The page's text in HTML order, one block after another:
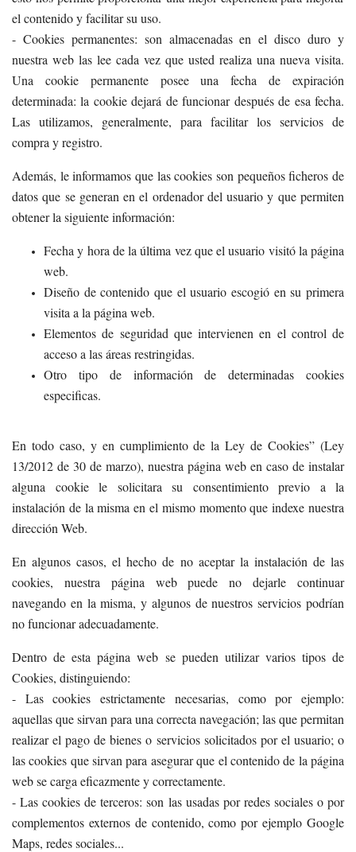
el contenido y facilitar su uso.
- Cookies permanentes: son almacenadas en el disco duro y
nuestra web las lee cada vez que usted realiza una nueva visita.
Una cookie permanente posee una fecha de expiración
determinada: la cookie dejará de funcionar después de esa fecha.
Las utilizamos, generalmente, para facilitar los servicios de
compra y registro.
Además, le informamos que las cookies son pequeños ficheros de
datos que se generan en el ordenador del usuario y que permiten
obtener la siguiente información:
Fecha y hora de la última vez que el usuario visitó la página
web.
Diseño de contenido que el usuario escogió en su primera
visita a la página web.
Elementos de seguridad que intervienen en el control de
acceso a las áreas restringidas.
Otro tipo de información de determinadas cookies
especificas.
En todo caso, y en cumplimiento de la Ley de Cookies” (Ley
13/2012 de 30 de marzo), nuestra página web en caso de instalar
alguna cookie le solicitara su consentimiento previo a la
instalación de la misma en el mismo momento que indexe nuestra
dirección Web.
En algunos casos, el hecho de no aceptar la instalación de las
cookies, nuestra página web puede no dejarle continuar
navegando en la misma, y algunos de nuestros servicios podrían
no funcionar adecuadamente.
Dentro de esta página web se pueden utilizar varios tipos de
Cookies, distinguiendo:
- Las cookies estrictamente necesarias, como por ejemplo:
aquellas que sirvan para una correcta navegación; las que permitan
realizar el pago de bienes o servicios solicitados por el usuario; o
las cookies que sirvan para asegurar que el contenido de la página
web se carga eficazmente y correctamente.
- Las cookies de terceros: son las usadas por redes sociales o por
complementos externos de contenido, como por ejemplo Google
Maps, redes sociales...